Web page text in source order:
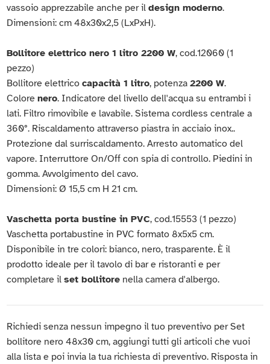
vassoio apprezzabile anche per ildesign moderno.
Dimensioni: cm 48x30x2,5 (LxPxH).
Bollitore elettrico nero 1 litro 2200 W, cod.12060 (1
pezzo)
Bollitore elettricocapacità 1 litro, potenza2200 W.
Colorenero. Indicatore del livello dell'acqua su entrambi i
lati. Filtro rimovibile e lavabile. Sistema cordless centrale a
360°. Riscaldamento attraverso piastra in acciaio inox..
Protezione dal surriscaldamento. Arresto automatico del
vapore. Interruttore On/Off con spia di controllo. Piedini in
gomma. Avvolgimento del cavo.
Dimensioni: Ø 15,5 cm H 21 cm.
Vaschetta porta bustine in PVC, cod.15553 (1 pezzo)
Vaschetta portabustine in PVC formato 8x5x5 cm.
Disponibile in tre colori: bianco, nero, trasparente. È il
prodotto ideale per il tavolo di bar e ristoranti e per
completare ilset bollitore nella camera d'albergo.
Richiedi senza nessun impegno il tuo preventivo per Set
bollitore nero 48x30 cm, aggiungi tutti gli articoli che vuoi
alla lista e poi invia la tua richiesta di preventivo. Risposta in